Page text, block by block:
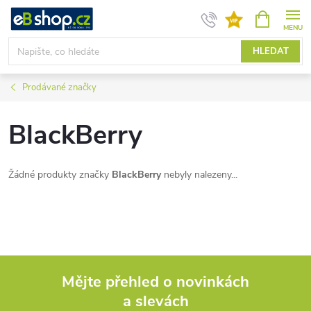
Přejít
obsah
HLEDAT
NÁKUPNÍ
KOŠÍK
Prodávané značky
BlackBerry
Žádné produkty značky BlackBerrynebyly nalezeny...
Mějte přehled o novinkách
a slevách